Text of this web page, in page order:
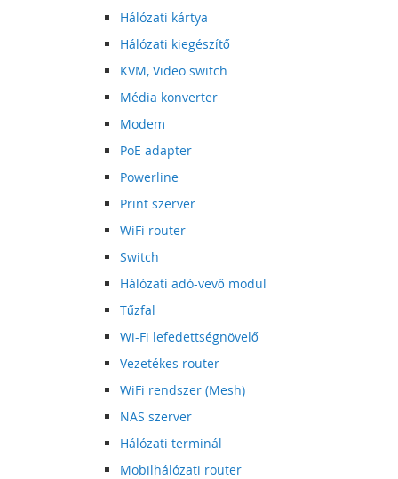
Hálózati kártya
Hálózati kiegészítő
KVM, Video switch
Média konverter
Modem
PoE adapter
Powerline
Print szerver
WiFi router
Switch
Hálózati adó-vevő modul
Tűzfal
Wi-Fi lefedettségnövelő
Vezetékes router
WiFi rendszer (Mesh)
NAS szerver
Hálózati terminál
Mobilhálózati router